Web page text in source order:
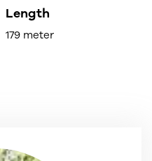
Length
179 meter